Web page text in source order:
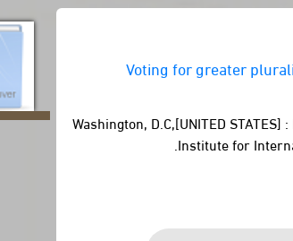
Voting for greater
Washington, D.C,[UNITED
Institute for